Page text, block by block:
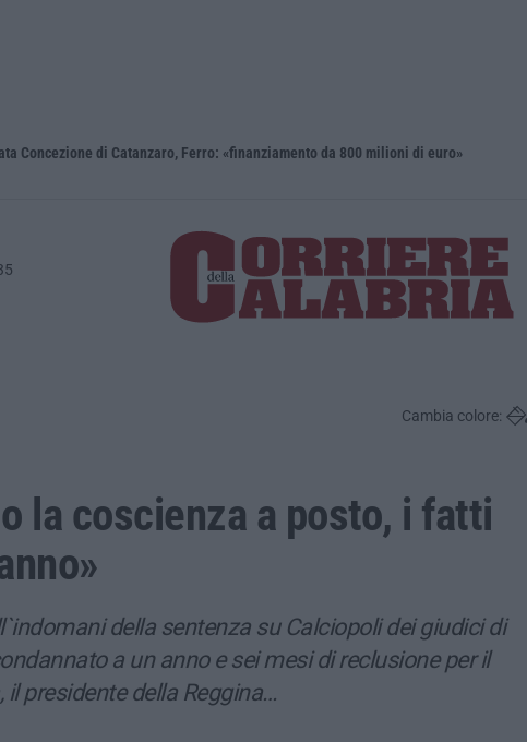
Concezione di Catanzaro, Ferro: «finanziamento da 800 milioni di euro»
Cambia colore:
la coscienza a posto, i fatti
della sentenza su Calciopoli dei giudici di
a un anno e sei mesi di reclusione per il
presidente della Reggina…